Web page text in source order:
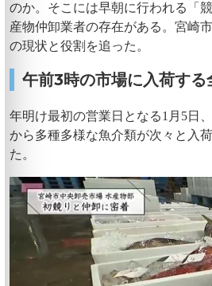
のか。そこには早朝に行われる「
産物仲卸業者の存在がある。宮崎
の現状と役割を追った。
午前3時の市場に入荷する
年明け最初の営業日となる1月5日
から多種多様な魚介類が次々と入
た。